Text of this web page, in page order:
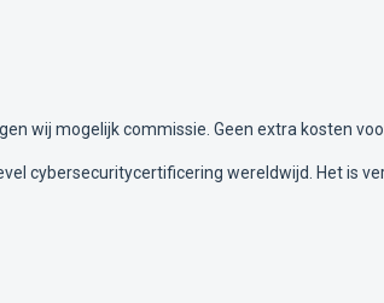
wij mogelijk commissie. Geen extra kosten
cybersecuritycertificering wereldwijd. Het is